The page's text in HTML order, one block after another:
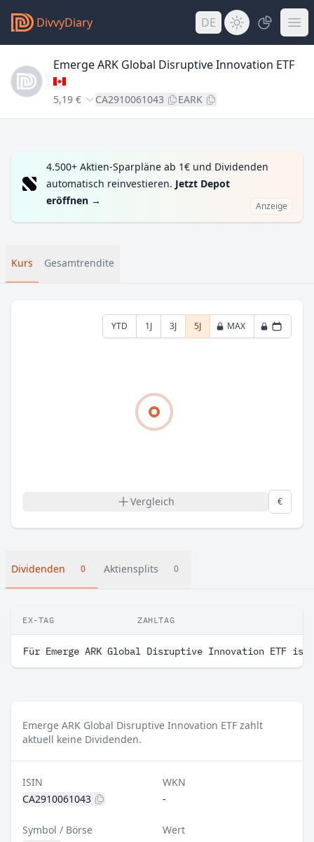
DivvyDiary DE
Emerge ARK Global Disruptive Innovation ETF
5,19 € CA2910061043 EARK
4.500+ Aktien-Sparpläne ab 1€ und Dividenden
automatisch reinvestieren. Jetzt Depot
eröffnen → Anzeige
Kurs Gesamtrendite
YTD 1J 3J 5J MAX
Vergleich €
Dividenden 0 Aktiensplits 0
EX-TAG ZAHLTAG
Für Emerge ARK Global Disruptive Innovation ETF
Emerge ARK Global Disruptive Innovation ETF zahlt
aktuell keine Dividenden.
ISIN
CA2910061043
WKN
-
Symbol / Börse
Wert